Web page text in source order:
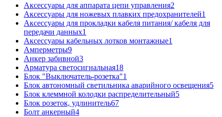
Аксессуары для аппарата цепи управления2
Аксессуары для ножевых плавких предохранителей1
Аксессуары для прокладки кабеля питания/ кабеля для
передачи данных1
Аксессуары кабельных лотков монтажные1
Амперметры9
Анкер забивной3
Арматура светосигнальная18
Блок "Выключатель-розетка"1
Блок автономный светильника аварийного освещения5
Блок клеммной колодки распределительный5
Блок розеток, удлинитель67
Болт анкерный4